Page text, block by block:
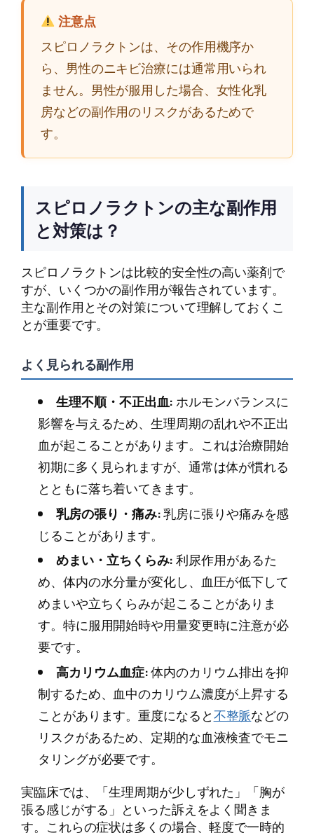
注意点
スピロノラクトンは、その作用機序か
ら、男性のニキビ治療には通常用いられ
ません。男性が服用した場合、女性化乳
房などの副作用のリスクがあるためで
す。
スピロノラクトンの主な副作用
と対策は？
スピロノラクトンは比較的安全性の高い薬剤で
すが、いくつかの副作用が報告されています。
主な副作用とその対策について理解しておくこ
とが重要です。
よく見られる副作用
生理不順・不正出血:ホルモンバランスに
影響を与えるため、生理周期の乱れや不正出
血が起こることがあります。これは治療開始
初期に多く見られますが、通常は体が慣れる
とともに落ち着いてきます。
乳房の張り・痛み:乳房に張りや痛みを感
じることがあります。
めまい・立ちくらみ:利尿作用があるた
め、体内の水分量が変化し、血圧が低下して
めまいや立ちくらみが起こることがありま
す。特に服用開始時や用量変更時に注意が必
要です。
高カリウム血症:体内のカリウム排出を抑
制するため、血中のカリウム濃度が上昇する
ことがあります。重度になると不整脈などの
リスクがあるため、定期的な血液検査でモニ
タリングが必要です。
実臨床では、「生理周期が少しずれた」「胸が
張る感じがする」といった訴えをよく聞きま
す。これらの症状は多くの場合、軽度で一時的